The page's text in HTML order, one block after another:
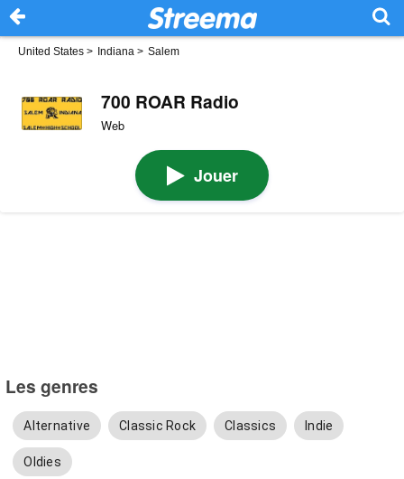
United States > Indiana > Salem
700 ROAR Radio
Web
Jouer
Les genres
Alternative Classic Rock Classics Indie
Oldies